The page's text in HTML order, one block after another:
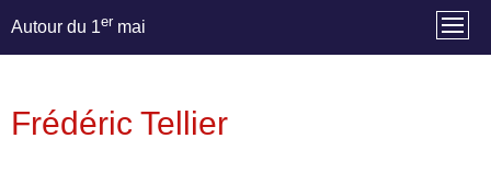
Autour du 1er mai
Frédéric Tellier